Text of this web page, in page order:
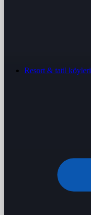
Resort & tatil köyleri